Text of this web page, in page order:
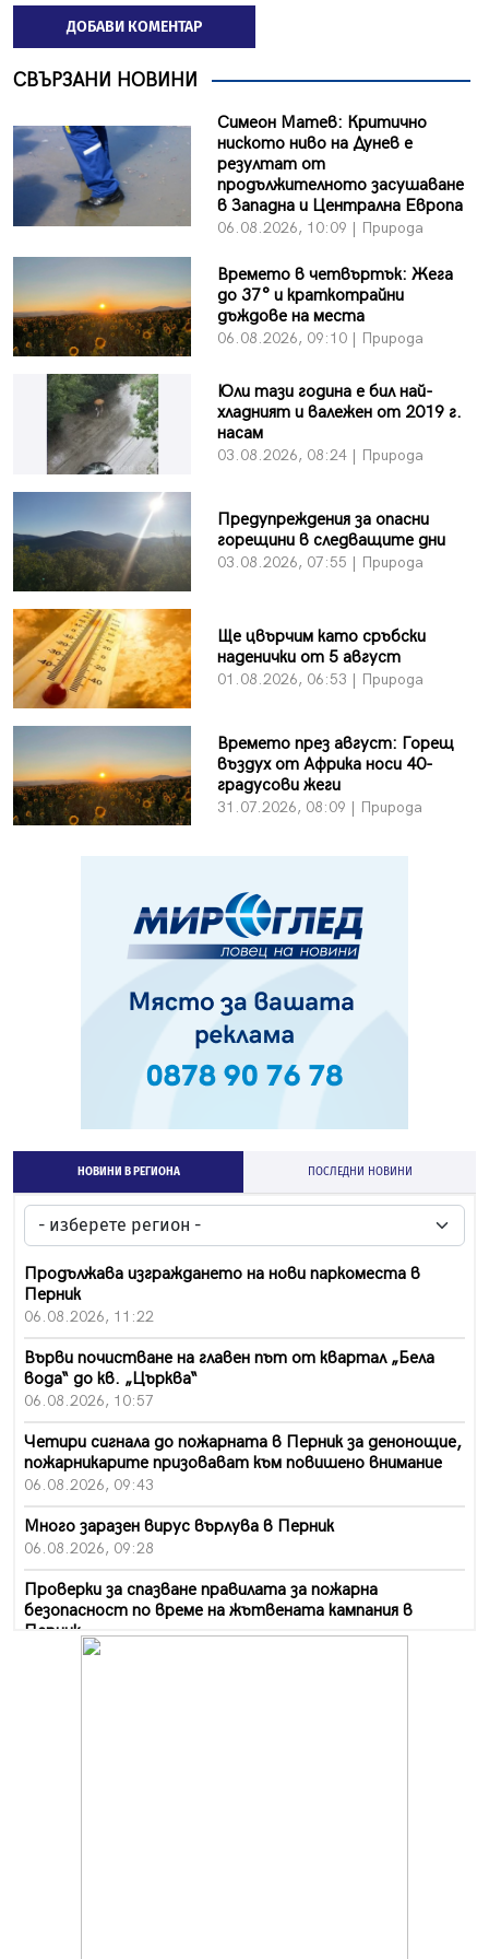
ДОБАВИ КОМЕНТАР
СВЪРЗАНИ НОВИНИ
Симеон Матев: Критично
ниското ниво на Дунев е
резултат от
продължителното засушаване
в Западна и Централна Европа
06.08.2026, 10:09 | Природа
Времето в четвъртък: Жега
до 37° и краткотрайни
дъждове на места
06.08.2026, 09:10 | Природа
Юли тази година е бил най-
хладният и валежен от 2019 г.
насам
03.08.2026, 08:24 | Природа
Предупреждения за опасни
горещини в следващите дни
03.08.2026, 07:55 | Природа
Ще цвърчим като сръбски
наденички от 5 август
01.08.2026, 06:53 | Природа
Времето през август: Горещ
въздух от Африка носи 40-
градусови жеги
31.07.2026, 08:09 | Природа
НОВИНИ В РЕГИОНА ПОСЛЕДНИ НОВИНИ
Продължава изграждането на нови паркоместа в
Перник
06.08.2026, 11:22
Върви почистване на главен път от квартал „Бела
вода“ до кв. „Църква“
06.08.2026, 10:57
Четири сигнала до пожарната в Перник за денонощие,
пожарникарите призовават към повишено внимание
06.08.2026, 09:43
Много заразен вирус върлува в Перник
06.08.2026, 09:28
Проверки за спазване правилата за пожарна
безопасност по време на жътвената кампания в
Перник
06.08.2026, 07:51